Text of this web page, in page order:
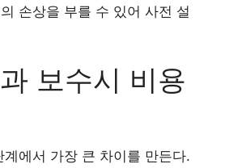
손상을 부를 수 있어 사전 설
보수시 비용
에서 가장 큰 차이를 만든다.